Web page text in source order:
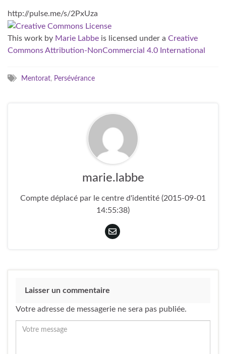
http://pulse.me/s/2PxUza
This work by Marie Labbe is licensed under a Creative
Commons Attribution-NonCommercial 4.0 International
Mentorat, Persévérance
marie.labbe
Compte déplacé par le centre d'identité (2015-09-01
14:55:38)
Laisser un commentaire
Votre adresse de messagerie ne sera pas publiée.